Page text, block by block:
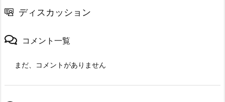
ディスカッション
コメント一覧
まだ、コメントがありません